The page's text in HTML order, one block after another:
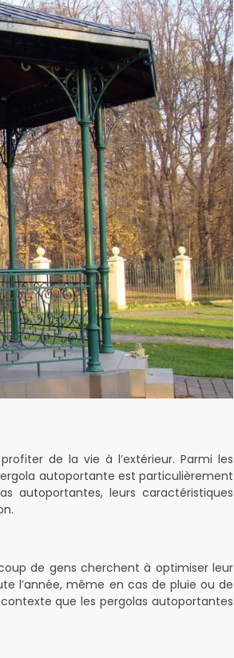
de la vie à l’extérieur. Parmi les
autoportante est particulièrement
autoportantes, leurs caractéristiques
de gens cherchent à optimiser leur
l’année, même en cas de pluie ou de
que les pergolas autoportantes